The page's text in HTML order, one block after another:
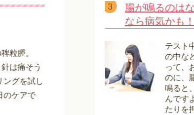
粒腫。
は痛そう
グを試し
のケアで
腸が鳴るのは
なら病気かも！
テスト
の中な
って、
のに、
鳴ると
んです
たりを